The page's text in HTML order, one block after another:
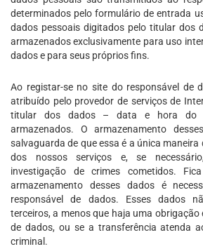
determinados pelo formulário de entrada
dados pessoais digitados pelo titular dos
armazenados exclusivamente para uso
dados e para seus próprios fins.
Ao registar-se no site do responsável de
atribuído pelo provedor de serviços de
titular dos dados – data e hora do
armazenados. O armazenamento
salvaguarda de que essa é a única
dos nossos serviços e, se
investigação de crimes cometidos.
armazenamento desses dados é
responsável de dados. Esses dados
terceiros, a menos que haja uma
de dados, ou se a transferência atenda
criminal.